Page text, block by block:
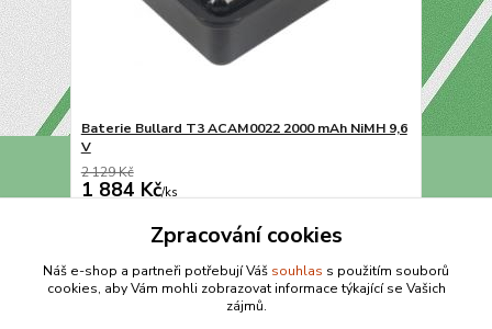
Baterie Bullard T3 ACAM0022 2000 mAh NiMH 9,6
V
2 129 Kč
1 884 Kč/ks
Přidat do košíku
strana z 1
Zpracování cookies
Náš e-shop a partneři potřebují Váš souhlas s použitím souborů
cookies, aby Vám mohli zobrazovat informace týkající se Vašich
zájmů.